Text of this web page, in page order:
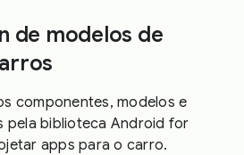
de modelos de
componentes, modelos e
pela biblioteca Android for
apps para o carro.